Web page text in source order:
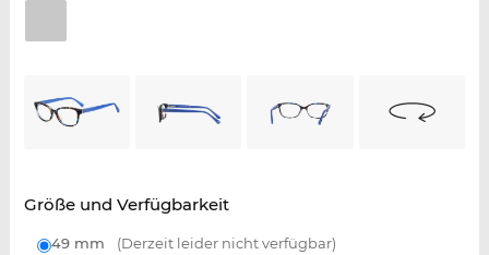
Größe und Verfügbarkeit
49 mm (Derzeit leider nicht verfügbar)